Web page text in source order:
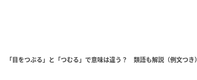
「目をつぶる」と「つむる」で意味は違う？ 類語も解説（例文つき）